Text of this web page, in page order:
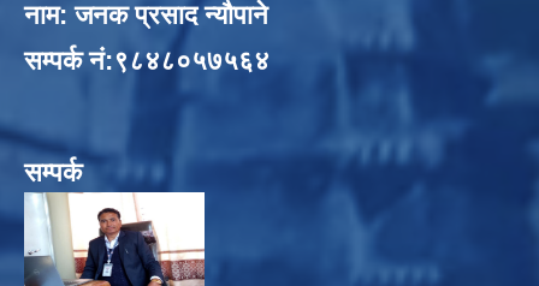
नाम: जनक प्रसाद न्यौपाने
सम्पर्क नं:९८४८०५७५६४
सम्पर्क